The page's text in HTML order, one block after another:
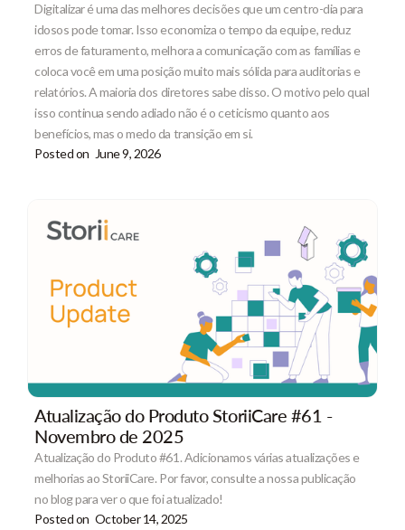
Digitalizar é uma das melhores decisões que um centro-dia para
idosos pode tomar. Isso economiza o tempo da equipe, reduz
erros de faturamento, melhora a comunicação com as famílias e
coloca você em uma posição muito mais sólida para auditorias e
relatórios. A maioria dos diretores sabe disso. O motivo pelo qual
isso continua sendo adiado não é o ceticismo quanto aos
benefícios, mas o medo da transição em si.
Posted on June 9, 2026
Atualização do Produto StoriiCare #61 -
Novembro de 2025
Atualização do Produto #61. Adicionamos várias atualizações e
melhorias ao StoriiCare. Por favor, consulte a nossa publicação
no blog para ver o que foi atualizado!
Posted on October 14, 2025